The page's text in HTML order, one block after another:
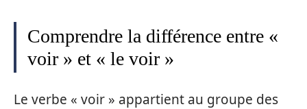
Comprendre la différence entre «
voir » et « le voir »
Le verbe « voir » appartient au groupe des